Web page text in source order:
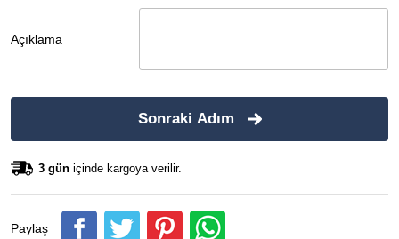
Açıklama
Sonraki Adım
3 gün içinde kargoya verilir.
Paylaş